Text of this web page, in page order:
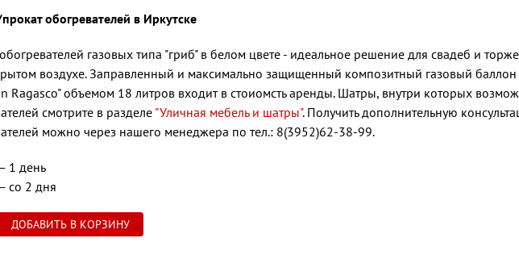
обогревателей в Иркутске
газовых типа "гриб" в белом цвете - идеальное решение для свадеб и
воздухе. Заправленный и максимально защищенный композитный газовый баллон
Ragasco" объемом 18 литров входит в стоиомсть аренды. Шатры, внутри которых
смотрите в разделе "Уличная мебель и шатры". Получить дополнительную
можно через нашего менеджера по тел.: 8(3952)62-38-99.
1 день
со 2 дня